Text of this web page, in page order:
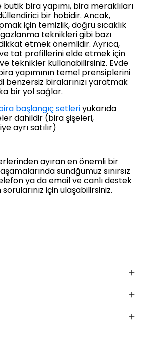
bira yapımı, bira meraklıları
bir hobidir. Ancak,
için temizlik, doğru sıcaklık
teknikleri gibi bazı
etmek önemlidir. Ayrıca,
tat profillerini elde etmek için
teknikler kullanabilirsiniz. Evde
yapımının temel prensiplerini
biralarınızı yaratmak
bir yol sağlar.
başlangıç setleriyukarıda
dahildir (bira şişeleri,
ayrı satılır)
ayıran en önemli bir
sundğumuz sınırsız
ya da email ve canlı destek
için ulaşabilirsiniz.